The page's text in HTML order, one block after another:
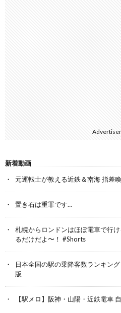
新着動画
元運転士が教える近鉄＆南海 指差
置き石は重罪です…
札幌からロンドンはほぼ電車で行
るだけだよ〜！ #Shorts
日本全国の駅の乗降客数ランキン
版
【駅メロ】阪神・山陽・近鉄電車